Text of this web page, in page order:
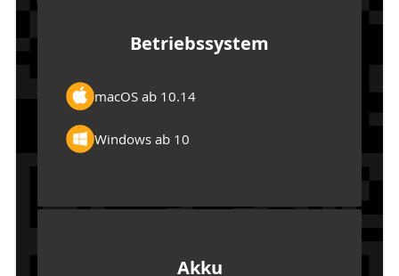
Betriebssystem
macOS ab 10.14
Windows ab 10
Akku